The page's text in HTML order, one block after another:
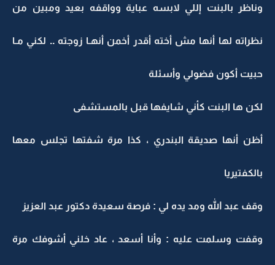
وناظر بالبنت إللي لابسه عباية وواقفه بعيد ومبين من
نظراته لها أنها مش أخته أقدر أخمن أنهـا زوجته .. لكني مـا
حبيت أكون فضولي وأسئلة
لكن ها البنت كأني شايفها قبل بالمستشفى
أظن أنها صديقة البندري ، كذا مرة شفتها تجلس معها
بالكفتيريا
وقف عبد الله ومد يده لي : فرصة سعيدة دكتور عبد العزيز
وقفت وسلمت عليه : وأنا أسعد ، عاد خلني أشوفك مرة